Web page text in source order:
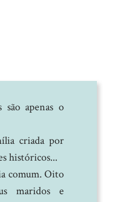
apenas o
criada por
históricos...
comum. Oito
maridos e